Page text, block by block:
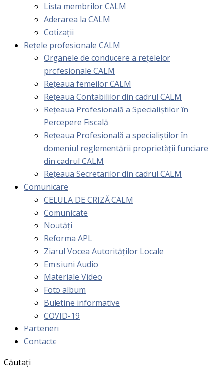
Lista membrilor CALM
Aderarea la CALM
Cotizaţii
Rețele profesionale CALM
Organele de conducere a rețelelor
profesionale CALM
Rețeaua femeilor CALM
Rețeaua Contabililor din cadrul CALM
Rețeaua Profesională a Specialiștilor în
Percepere Fiscală
Reţeaua Profesională a specialiştilor în
domeniul reglementării proprietăţii funciare
din cadrul CALM
Rețeaua Secretarilor din cadrul CALM
Comunicare
CELULA DE CRIZĂ CALM
Comunicate
Noutăți
Reforma APL
Ziarul Vocea Autorităților Locale
Emisiuni Audio
Materiale Video
Foto album
Buletine informative
COVID-19
Parteneri
Contacte
Căutați